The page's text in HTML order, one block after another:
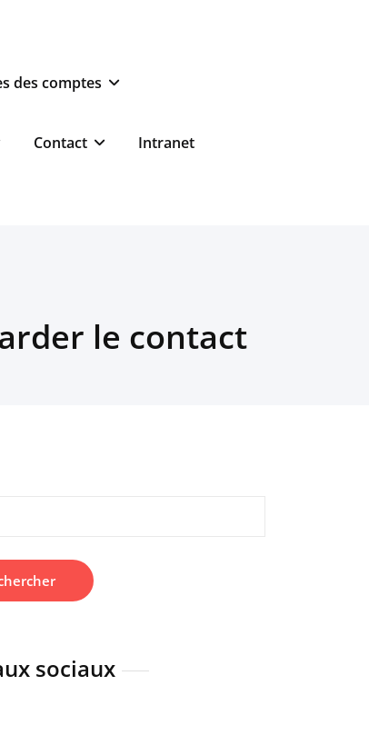
des comptes
Contact Intranet
le contact
sociaux